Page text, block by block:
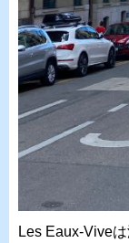
Les Eaux-Vive